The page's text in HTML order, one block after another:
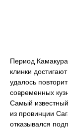
Период
клинки
удалось
современных
Самый
из провинции
отказывался